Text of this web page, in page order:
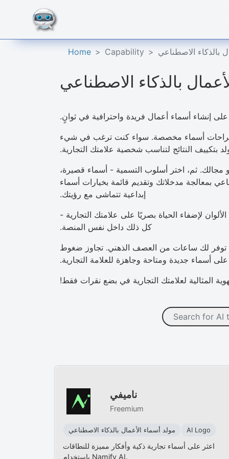
Home Capability بالذكاء الاصطناعي
بالذكاء الاصطناعي
إنشاء أسماء أعمال فريدة واحترافية في ثوانٍ.
اقتراحات أسماء مخصصة. سواء كنت ترغب في شيء
بتكييف النتائج لتناسب شخصية علامتك التجارية.
مجالك. ثم، اختر أسلوب التسمية - أسماء قصيرة،
بمعالجة مدخلاتك وتقديم قائمة بخيارات أسماء
إبداعية تتماشى مع رؤيتك.
لإضفاء الحياة بصريًا على علامتك التجارية -
كل ذلك داخل نفس المنصة.
توفر لك ساعات من العصف الذهني. تجاوز ضغوط
المثالية لعلامتك التجارية في بضع نقرات فقط!
ناميفي
Freemium
مولد أسماء الأعمال بالذكاء الاصطناعي AI Logo
اعثر على أسماء تجارية ذكية وأفكار مميزة للنطاقات
باستخدام Namify AI.